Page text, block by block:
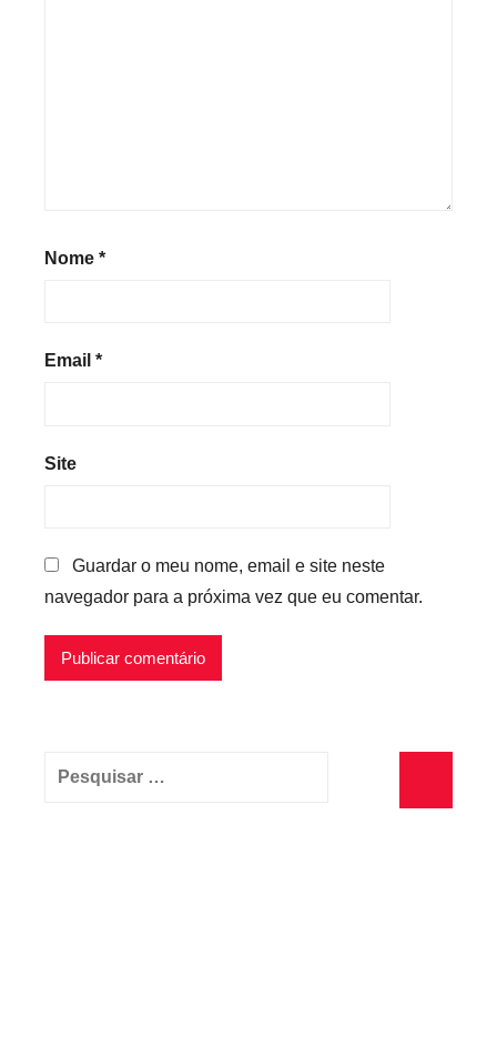
Nome *
Email *
Site
Guardar o meu nome, email e site neste
navegador para a próxima vez que eu comentar.
Pesquisar